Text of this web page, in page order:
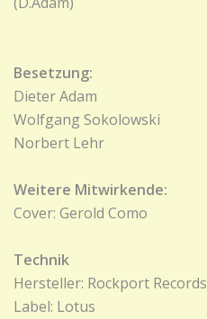
Besetzung:
Dieter Adam
Wolfgang Sokolowski
Norbert Lehr
Weitere Mitwirkende:
Cover: Gerold Como
Technik
Hersteller: Rockport Records
Label: Lotus